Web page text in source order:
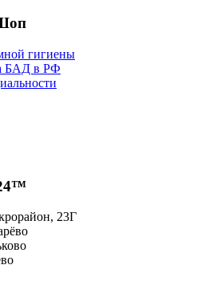
гигиены
БАД в РФ
23Г